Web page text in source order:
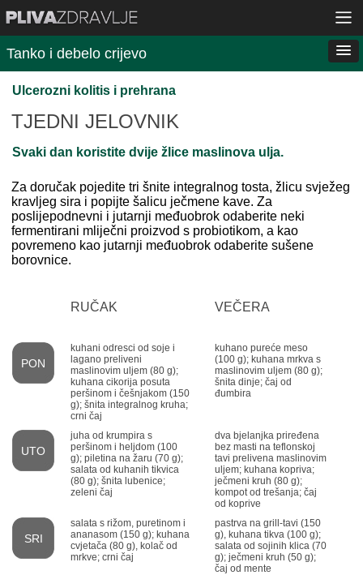
Tanko i debelo crijevo
Ulcerozni kolitis i prehrana
TJEDNI JELOVNIK
Svaki dan koristite dvije žlice maslinova ulja.
Za doručak pojedite tri šnite integralnog tosta, žlicu svježeg
kravljeg sira i popijte šalicu ječmene kave. Za
poslijepodnevni i jutarnji međuobrok odaberite neki
fermentirani mliječni proizvod s probiotikom, a kao
povremeno kao jutarnji međuobrok odaberite sušene
borovnice.
RUČAK VEČERA
PON
kuhani odresci od soje i
lagano preliveni
maslinovim uljem (80 g);
kuhana cikorija posuta
peršinom i češnjakom (150
g); šnita integralnog kruha;
crni čaj
kuhano pureće meso
(100 g); kuhana mrkva s
maslinovim uljem (80 g);
šnita dinje; čaj od
đumbira
UTO
juha od krumpira s
peršinom i heljdom (100
g); piletina na žaru (70 g);
salata od kuhanih tikvica
(80 g); šnita lubenice;
zeleni čaj
dva bjelanjka priređena
bez masti na teflonskoj
tavi prelivena maslinovim
uljem; kuhana kopriva;
ječmeni kruh (80 g);
kompot od trešanja; čaj
od koprive
SRI
salata s rižom, puretinom i
ananasom (150 g); kuhana
cvjetača (80 g), kolač od
mrkve; crni čaj
pastrva na grill-tavi (150
g), kuhana tikva (100 g);
salata od sojinih klica (70
g); ječmeni kruh (50 g);
čaj od mente